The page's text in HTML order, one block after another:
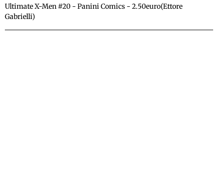
Ultimate X-Men #20 - Panini Comics - 2.50euro(Ettore
Gabrielli)